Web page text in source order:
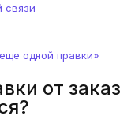
связи
одной правки»
от заказ